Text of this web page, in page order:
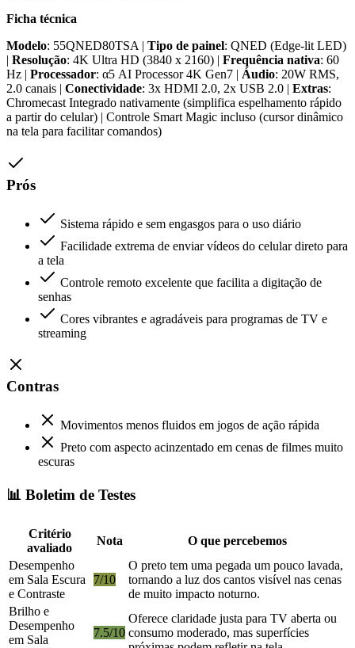
Ficha técnica
Modelo: 55QNED80TSA | Tipo de painel: QNED (Edge-lit LED)
| Resolução: 4K Ultra HD (3840 x 2160) | Frequência nativa: 60
Hz | Processador: α5 AI Processor 4K Gen7 | Áudio: 20W RMS,
2.0 canais | Conectividade: 3x HDMI 2.0, 2x USB 2.0 | Extras:
Chromecast Integrado nativamente (simplifica espelhamento rápido
a partir do celular) | Controle Smart Magic incluso (cursor dinâmico
na tela para facilitar comandos)
Prós
Sistema rápido e sem engasgos para o uso diário
Facilidade extrema de enviar vídeos do celular direto para
a tela
Controle remoto excelente que facilita a digitação de
senhas
Cores vibrantes e agradáveis para programas de TV e
streaming
Contras
Movimentos menos fluidos em jogos de ação rápida
Preto com aspecto acinzentado em cenas de filmes muito
escuras
📊 Boletim de Testes
Critério
avaliado
Nota
O que percebemos
Desempenho
em Sala Escura
e Contraste
7/10
O preto tem uma pegada um pouco lavada,
tornando a luz dos cantos visível nas cenas
de muito impacto noturno.
Brilho e
Desempenho
em Sala
7.5/10
Oferece claridade justa para TV aberta ou
consumo moderado, mas superfícies